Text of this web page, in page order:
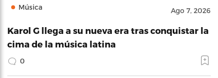
Música Ago 7, 2026
Karol G llega a su nueva era tras conquistar la
cima de la música latina
0